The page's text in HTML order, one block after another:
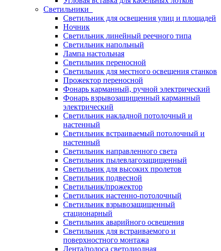
Светильники
Светильник для освещения улиц и площадей
Ночник
Светильник линейный реечного типа
Светильник напольный
Лампа настольная
Светильник переносной
Светильник для местного освещения станков
Прожектор переносной
Фонарь карманный, ручной электрический
Фонарь взрывозащищенный карманный
электрический
Светильник накладной потолочный и
настенный
Светильник встраиваемый потолочный и
настенный
Светильник направленного света
Светильник пылевлагозащищенный
Светильник для высоких пролетов
Светильник подвесной
Светильник/прожектор
Светильник настенно-потолочный
Светильник взрывозащищенный
стационарный
Светильник аварийного освещения
Светильник для встраиваемого и
поверхностного монтажа
Лента/полоса светодиодная